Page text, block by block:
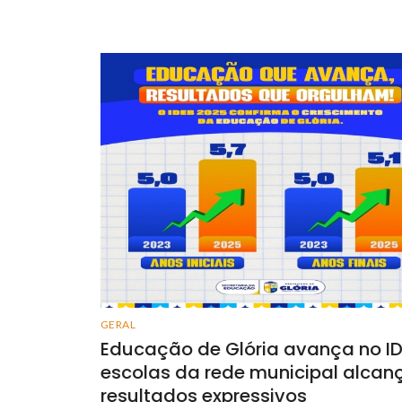
GERAL
Educação de Glória avança no
escolas da rede municipal
resultados expressivos